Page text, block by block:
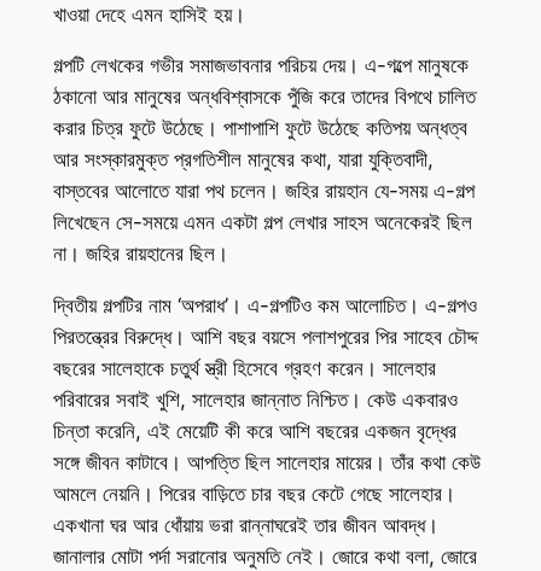
খাওয়া দেহে এমন হাসিই হয়।
গল্পটি লেখকের গভীর সমাজভাবনার পরিচয় দেয়। এ-গল্পে মানুষকে
ঠকানো আর মানুষের অন্ধবিশ্বাসকে পুঁজি করে তাদের বিপথে চালিত
করার চিত্র ফুটে উঠেছে। পাশাপাশি ফুটে উঠেছে কতিপয় অন্ধত্ব
আর সংস্কারমুক্ত প্রগতিশীল মানুষের কথা, যারা যুক্তিবাদী,
বাস্তবের আলোতে যারা পথ চলেন। জহির রায়হান যে-সময় এ-গল্প
লিখেছেন সে-সময়ে এমন একটা গল্প লেখার সাহস অনেকেরই ছিল
না। জহির রায়হানের ছিল।
দ্বিতীয় গল্পটির নাম ‘অপরাধ’। এ-গল্পটিও কম আলোচিত। এ-গল্পও
পিরতন্ত্রের বিরুদ্ধে। আশি বছর বয়সে পলাশপুরের পির সাহেব চৌদ্দ
বছরের সালেহাকে চতুর্থ স্ত্রী হিসেবে গ্রহণ করেন। সালেহার
পরিবারের সবাই খুশি, সালেহার জান্নাত নিশ্চিত। কেউ একবারও
চিন্তা করেনি, এই মেয়েটি কী করে আশি বছরের একজন বৃদ্ধের
সঙ্গে জীবন কাটাবে। আপত্তি ছিল সালেহার মায়ের। তাঁর কথা কেউ
আমলে নেয়নি। পিরের বাড়িতে চার বছর কেটে গেছে সালেহার।
একখানা ঘর আর ধোঁয়ায় ভরা রান্নাঘরেই তার জীবন আবদ্ধ।
জানালার মোটা পর্দা সরানোর অনুমতি নেই। জোরে কথা বলা, জোরে